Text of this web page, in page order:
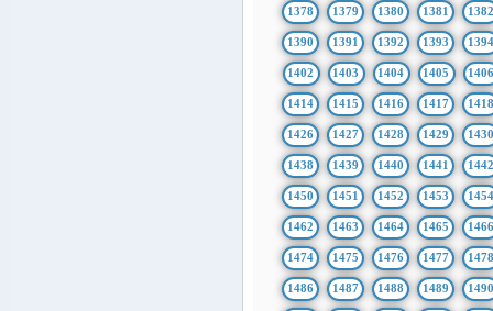
1378 1379 1380 1381 1382
1390 1391 1392 1393 1394
1402 1403 1404 1405
1414 1415 1416 1417 1418
1426 1427 1428 1429 1430
1438 1439 1440 1441 1442
1450 1451 1452 1453 1454
1462 1463 1464 1465 1466
1474 1475 1476 1477 1478
1486 1487 1488 1489 1490